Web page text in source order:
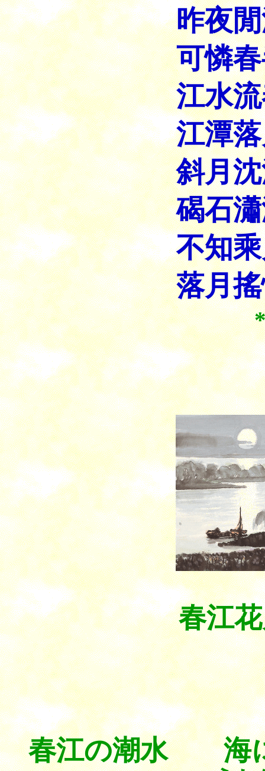
昨夜
可憐
江水
江潭
斜月
碣石
不知
落月
春江
春江の潮水 海